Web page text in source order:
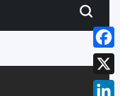
Search
X